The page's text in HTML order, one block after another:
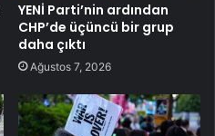
YENİ Parti’nin ardından
CHP’de üçüncü bir grup
daha çıktı
Ağustos 7, 2026